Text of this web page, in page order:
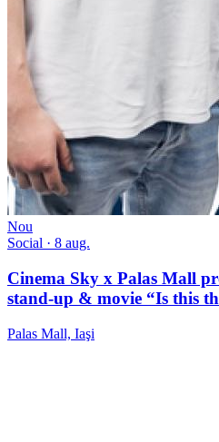
Nou
Social · 8 aug.
Cinema Sky x Palas Mall
stand-up & movie “Is this
Palas Mall, Iaşi